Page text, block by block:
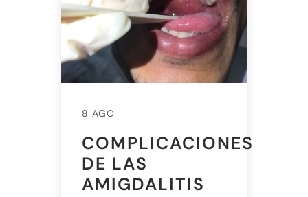
8 AGO
COMPLICACIONES
DE LAS
AMIGDALITIS